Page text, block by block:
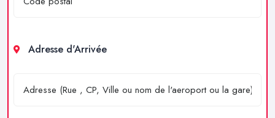
Adresse d'Arrivée